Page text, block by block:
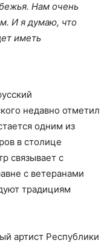
Нам очень
И я думаю, что
иметь
недавно отметил
одним из
в столице
связывает с
с ветеранами
традициям
артист Республики